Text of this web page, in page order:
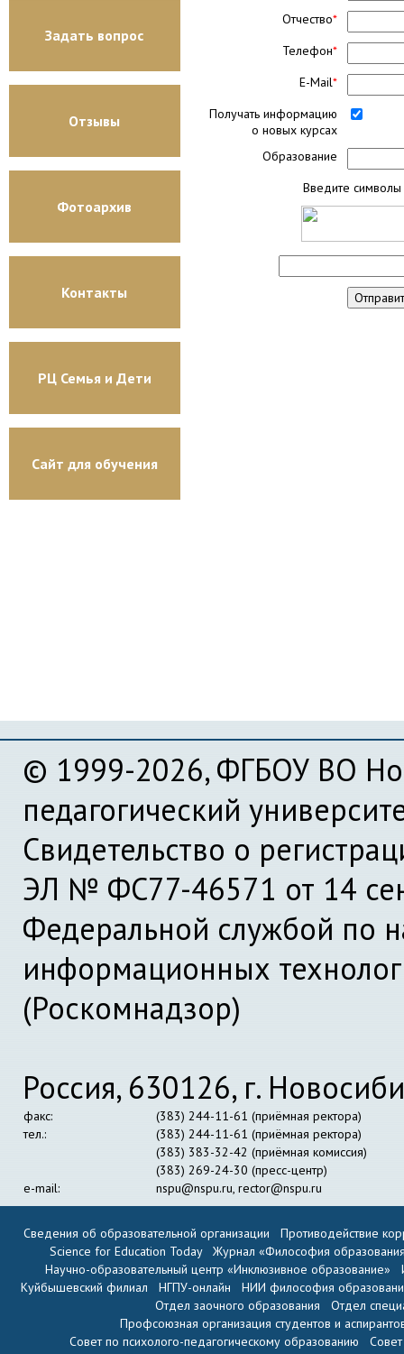
Задать вопрос
Отзывы
Фотоархив
Контакты
РЦ Семья и Дети
Сайт для обучения
Отчество*
Телефон*
E-Mail*
Получать информацию
о новых курсах
Образование
Введите символы
© 1999-2026, ФГБОУ ВО
педагогический
Свидетельство о
ЭЛ № ФС77-46571 от 14
Федеральной службой по
информационных
(Роскомнадзор)
Россия, 630126, г.
факс:
(383) 244-11-61 (приёмная ректора)
тел.:
(383) 244-11-61 (приёмная ректора)
(383) 383-32-42 (приёмная комиссия)
(383) 269-24-30 (пресс-центр)
e-mail:
nspu@nspu.ru, rector@nspu.ru
Сведения об образовательной организации
Противодействие
Science for Education Today
Журнал «Философия
Научно-образовательный центр «Инклюзивное образование»
Куйбышевский филиал
НГПУ-онлайн
НИИ философия
Отдел заочного образования
Отдел
Профсоюзная организация студентов и
Совет по психолого-педагогическому образованию